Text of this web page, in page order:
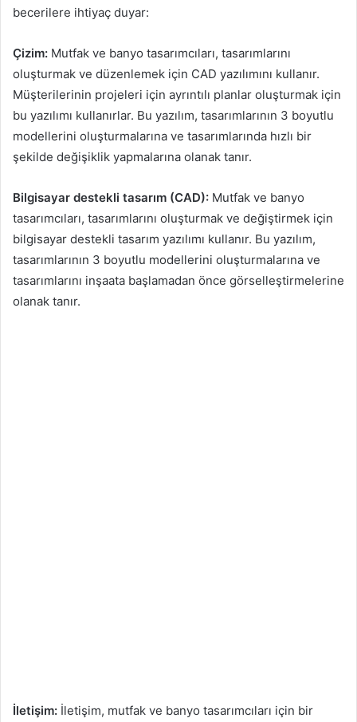
becerilere ihtiyaç duyar:
Çizim: Mutfak ve banyo tasarımcıları, tasarımlarını
oluşturmak ve düzenlemek için CAD yazılımını kullanır.
Müşterilerinin projeleri için ayrıntılı planlar oluşturmak için
bu yazılımı kullanırlar. Bu yazılım, tasarımlarının 3 boyutlu
modellerini oluşturmalarına ve tasarımlarında hızlı bir
şekilde değişiklik yapmalarına olanak tanır.
Bilgisayar destekli tasarım (CAD): Mutfak ve banyo
tasarımcıları, tasarımlarını oluşturmak ve değiştirmek için
bilgisayar destekli tasarım yazılımı kullanır. Bu yazılım,
tasarımlarının 3 boyutlu modellerini oluşturmalarına ve
tasarımlarını inşaata başlamadan önce görselleştirmelerine
olanak tanır.
İletişim: İletişim, mutfak ve banyo tasarımcıları için bir